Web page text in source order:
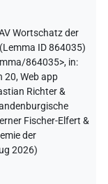
Wortschatz der
(Lemma ID 864035)
864035>, in:
20, Web app
Richter &
Fischer-Elfert &
der
2026)